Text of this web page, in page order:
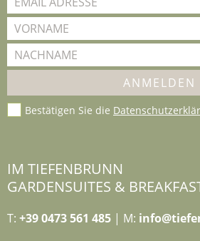
Bestätigen Sie die
IM TIEFENBRUNN
GARDENSUITES &
T: +39 0473 561 485 | M: